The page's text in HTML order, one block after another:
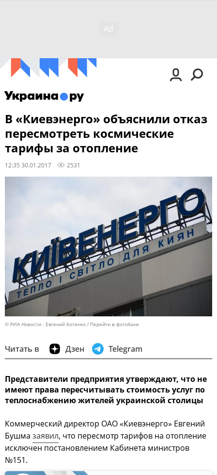
В «Киевэнерго» объяснили отказ
пересмотреть космические
тарифы за отопление
12:35 30.01.2017 2531
© РИА Новости . Евгений Котенко Перейти в фотобанк
Читать в Дзен Telegram
Представители предприятия утверждают, что не
имеют права пересчитывать стоимость услуг по
теплоснабжению жителей украинской столицы
Коммерческий директор ОАО «Киевэнерго» Евгений
Бушма заявил, что пересмотр тарифов на отопление
исключен постановлением Кабинета министров
№151.